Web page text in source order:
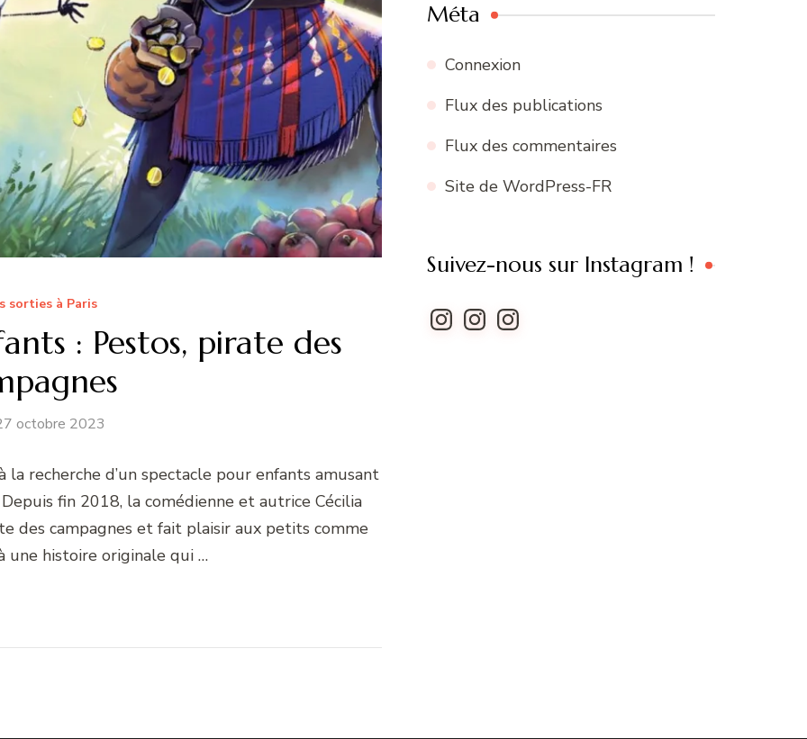
sorties à Paris
: Pestos, pirate des
octobre 2023
la recherche d’un spectacle pour enfants amusant
fin 2018, la comédienne et autrice Cécilia
des campagnes et fait plaisir aux petits comme
une histoire originale qui …
Méta
Connexion
Flux des publications
Flux des commentaires
Site de WordPress-FR
Suivez-nous sur Instagram !
Instagram
InstagramInstagram